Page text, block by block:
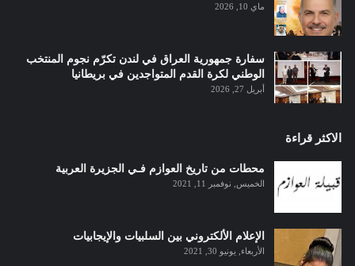
ماي 10, 2026
سفارة جمهورية العراق في لندن تكرّم نجوم المنتخب
الوطني لكرة القدم المتواجدين في بريطانيا
أبريل 27, 2026
الاكثر قراءة
محطات من تاريخ العوازم فـي الجزيرة العربية
الخميس, نوفمبر 11, 2021
الإعلام الألكتروني بين السلبيات والإيجابيات
الأربعاء, يونيو 30, 2021